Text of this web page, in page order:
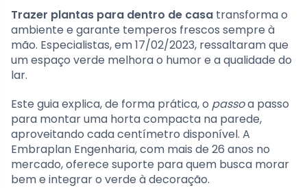
Trazer plantas para dentro de casa transforma o
ambiente e garante temperos frescos sempre à
mão. Especialistas, em 17/02/2023, ressaltaram que
um espaço verde melhora o humor e a qualidade do
lar.
Este guia explica, de forma prática, o passoa passo
para montar uma horta compacta na parede,
aproveitando cada centímetro disponível. A
Embraplan Engenharia, com mais de 26 anos no
mercado, oferece suporte para quem busca morar
bem e integrar o verde à decoração.